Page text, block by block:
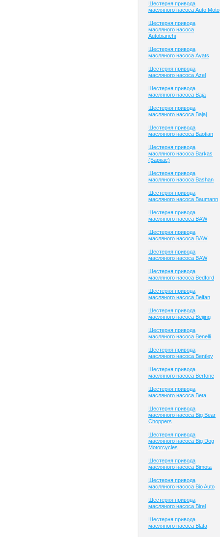
Шестерня привода
масляного насоса Auto Moto
Шестерня привода
масляного насоса
Autobianchi
Шестерня привода
масляного насоса Ayats
Шестерня привода
масляного насоса Azel
Шестерня привода
масляного насоса Baja
Шестерня привода
масляного насоса Bajaj
Шестерня привода
масляного насоса Baotian
Шестерня привода
масляного насоса Barkas
(Баркас)
Шестерня привода
масляного насоса Bashan
Шестерня привода
масляного насоса Baumann
Шестерня привода
масляного насоса BAW
Шестерня привода
масляного насоса BAW
Шестерня привода
масляного насоса BAW
Шестерня привода
масляного насоса Bedford
Шестерня привода
масляного насоса Beifan
Шестерня привода
масляного насоса Beijing
Шестерня привода
масляного насоса Benelli
Шестерня привода
масляного насоса Bentley
Шестерня привода
масляного насоса Bertone
Шестерня привода
масляного насоса Beta
Шестерня привода
масляного насоса Big Bear
Choppers
Шестерня привода
масляного насоса Big Dog
Motorcycles
Шестерня привода
масляного насоса Bimota
Шестерня привода
масляного насоса Bio Auto
Шестерня привода
масляного насоса Birel
Шестерня привода
масляного насоса Blata